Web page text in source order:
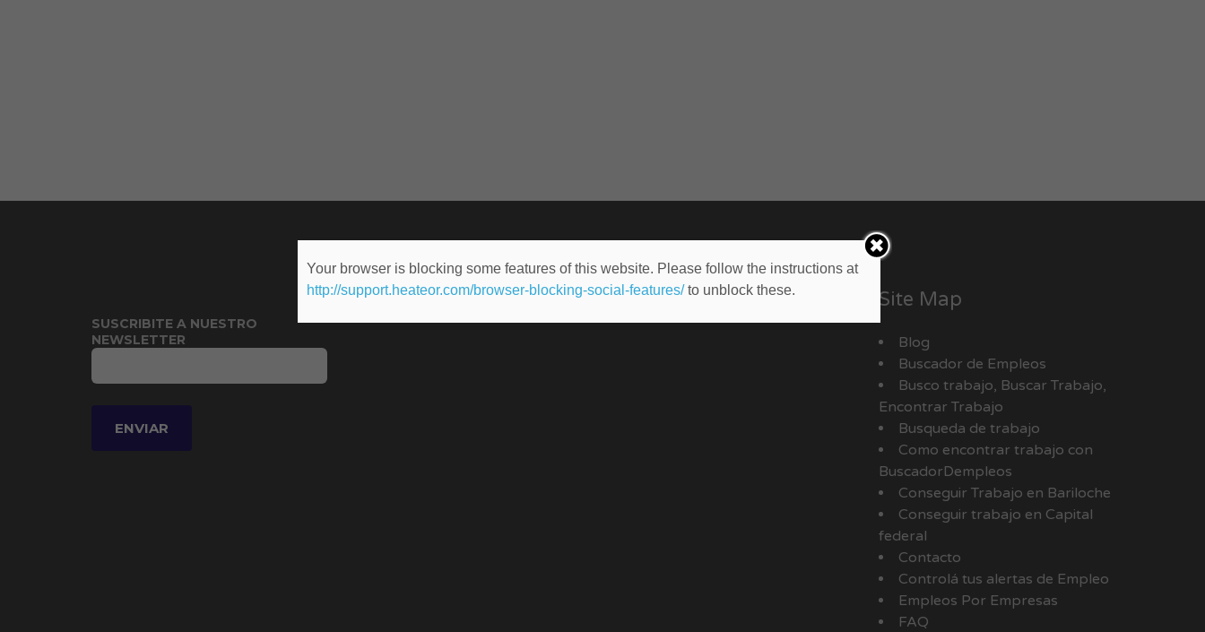
SUSCRIBITE A NUESTRO
NEWSLETTER
Site Map
Blog
Buscador de Empleos
Busco trabajo, Buscar Trabajo,
Encontrar Trabajo
Busqueda de trabajo
Como encontrar trabajo con
BuscadorDempleos
Conseguir Trabajo en Bariloche
Conseguir trabajo en Capital
federal
Contacto
Controlá tus alertas de Empleo
Empleos Por Empresas
FAQ
Your browser is blocking some features of this website. Please follow the instructions at
http://support.heateor.com/browser-blocking-social-features/to unblock these.